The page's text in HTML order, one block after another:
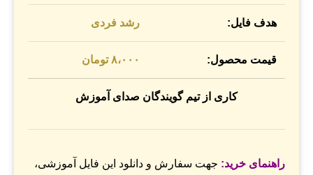
هدف فایل: رشد فردی
قیمت محصول: ۸،۰۰۰ تومان
کاری از تیم گویندگان صدای آموزش
راهنمای خرید: جهت سفارش و دانلود این فایل آموزشی،